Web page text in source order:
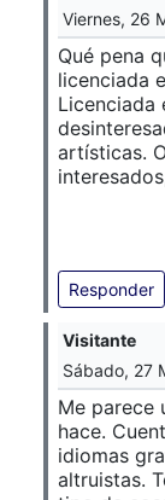
Viernes, 26
Qué pena
licenciada
Licenciada
artísticas.
Responder
Visitante
Sábado, 27
Me parece
hace.
idiomas
altruistas.